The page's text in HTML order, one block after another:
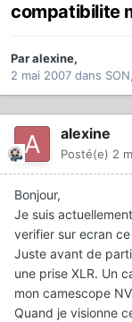
compatibilite
Paralexine,
2 mai 2007 dans
alexine
Posté(e) 2
Bonjour,
Je suis
verifier sur ecran
Juste avant de
une prise XLR. Un
mon camescope
Quand je visionne